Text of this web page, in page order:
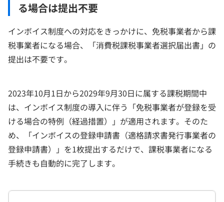
る場合は提出不要
インボイス制度への対応をきっかけに、免税事業者から課
税事業者になる場合、「消費税課税事業者選択届出書」の
提出は不要です。
2023年10月1日から2029年9月30日に属する課税期間中
は、インボイス制度の導入に伴う「免税事業者が登録を受
ける場合の特例（経過措置）」が適用されます。そのた
め、「インボイスの登録申請書（適格請求書発行事業者の
登録申請書）」を1枚提出するだけで、課税事業者になる
手続きも自動的に完了します。